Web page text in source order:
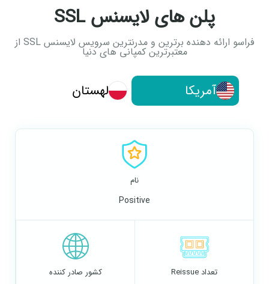
پلن های لایسنس SSL
فراسو ارائه دهنده برترین و مدرنترین سرویس لایسنس SSL از
معتبرترین کمپانی های دنیا
آمریکا لهستان
نام
Positive
تعداد Reissue کشور صادر کننده